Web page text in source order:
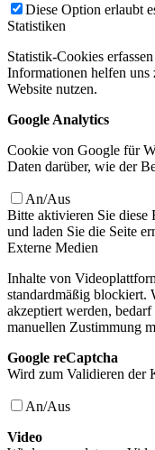
Diese Option erlaubt
Statistiken
Statistik-Cookies
Informationen helfen uns
Website nutzen.
Google Analytics
Cookie von Google für
Daten darüber, wie der
An/Aus
Bitte aktivieren Sie diese
und laden Sie die Seite
Externe Medien
Inhalte von
standardmäßig blockiert.
akzeptiert werden,
manuellen Zustimmung
Google reCaptcha
Wird zum Validieren der
An/Aus
Video